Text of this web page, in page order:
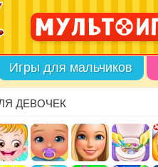
Игры для мальчиков
ДЕВОЧЕК